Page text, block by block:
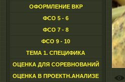
ОФОРМЛЕНИЕ ВКР
ФСО 5 - 6
ФСО 7 - 8
ФСО 9 - 10
ТЕМА 1. СПЕЦИФИКА
ОЦЕНКА ДЛЯ СОРЕВНОВАНИЙ
ОЦЕНКА В ПРОЕКТН.АНАЛИЗЕ